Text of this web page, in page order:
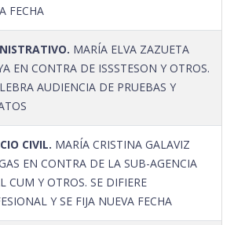
FECHA
MARÍA ELVA ZAZUETA
EN CONTRA DE ISSSTESON Y OTROS.
AUDIENCIA DE PRUEBAS Y
CIVIL. MARÍA CRISTINA GALAVIZ
EN CONTRA DE LA SUB-AGENCIA
CUM Y OTROS. SE DIFIERE
Y SE FIJA NUEVA FECHA